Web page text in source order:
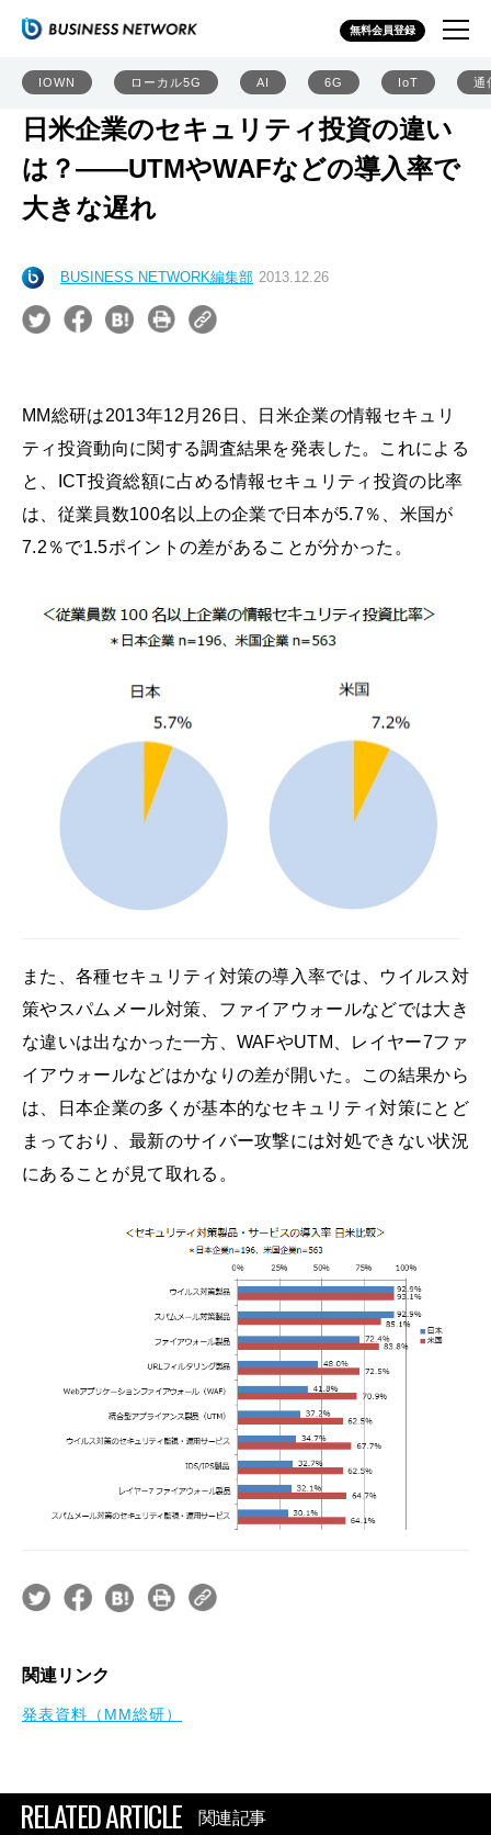
無料会員登録
IOWN ローカル5G AI 6G IoT 通
日米企業のセキュリティ投資の違い
は？――UTMやWAFなどの導入率で
大きな遅れ
BUSINESS NETWORK編集部 2013.12.26
MM総研は2013年12月26日、日米企業の情報セキュリ
ティ投資動向に関する調査結果を発表した。これによる
と、ICT投資総額に占める情報セキュリティ投資の比率
は、従業員数100名以上の企業で日本が5.7％、米国が
7.2％で1.5ポイントの差があることが分かった。
また、各種セキュリティ対策の導入率では、ウイルス対
策やスパムメール対策、ファイアウォールなどでは大き
な違いは出なかった一方、WAFやUTM、レイヤー7ファ
イアウォールなどはかなりの差が開いた。この結果から
は、日本企業の多くが基本的なセキュリティ対策にとど
まっており、最新のサイバー攻撃には対処できない状況
にあることが見て取れる。
関連リンク
発表資料（MM総研）
RELATED ARTICLE 関連記事